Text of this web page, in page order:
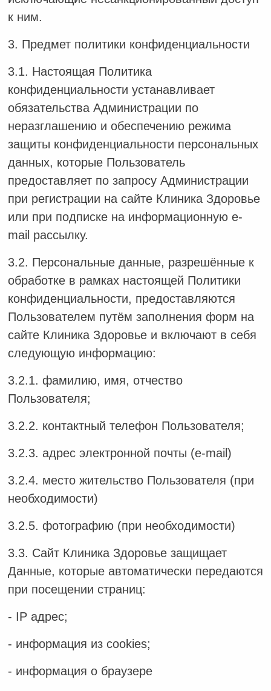
к ним.
3. Предмет политики конфиденциальности
3.1. Настоящая Политика
конфиденциальности устанавливает
обязательства Администрации по
неразглашению и обеспечению режима
защиты конфиденциальности персональных
данных, которые Пользователь
предоставляет по запросу Администрации
при регистрации на сайте Клиника Здоровье
или при подписке на информационную e-
mail рассылку.
3.2. Персональные данные, разрешённые к
обработке в рамках настоящей Политики
конфиденциальности, предоставляются
Пользователем путём заполнения форм на
сайте Клиника Здоровье и включают в себя
следующую информацию:
3.2.1. фамилию, имя, отчество
Пользователя;
3.2.2. контактный телефон Пользователя;
3.2.3. адрес электронной почты (e-mail)
3.2.4. место жительство Пользователя (при
необходимости)
3.2.5. фотографию (при необходимости)
3.3. Сайт Клиника Здоровье защищает
Данные, которые автоматически передаются
при посещении страниц:
- IP адрес;
- информация из cookies;
- информация о браузере